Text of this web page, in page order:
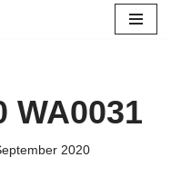
WA0031
2020